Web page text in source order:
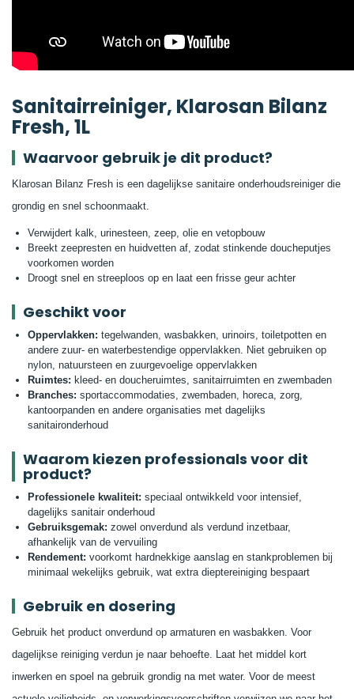
Sanitairreiniger, Klarosan Bilanz
Fresh, 1L
Waarvoor gebruik je dit product?
Klarosan Bilanz Fresh is een dagelijkse sanitaire onderhoudsreiniger die
grondig en snel schoonmaakt.
Verwijdert kalk, urinesteen, zeep, olie en vetopbouw
Breekt zeepresten en huidvetten af, zodat stinkende doucheputjes
voorkomen worden
Droogt snel en streeploos op en laat een frisse geur achter
Geschikt voor
Oppervlakken: tegelwanden, wasbakken, urinoirs, toiletpotten en
andere zuur- en waterbestendige oppervlakken. Niet gebruiken op
nylon, natuursteen en zuurgevoelige oppervlakken
Ruimtes: kleed- en doucheruimtes, sanitairruimten en zwembaden
Branches: sportaccommodaties, zwembaden, horeca, zorg,
kantoorpanden en andere organisaties met dagelijks
sanitaironderhoud
Waarom kiezen professionals voor dit
product?
Professionele kwaliteit: speciaal ontwikkeld voor intensief,
dagelijks sanitair onderhoud
Gebruiksgemak: zowel onverdund als verdund inzetbaar,
afhankelijk van de vervuiling
Rendement: voorkomt hardnekkige aanslag en stankproblemen bij
minimaal wekelijks gebruik, wat extra dieptereiniging bespaart
Gebruik en dosering
Gebruik het product onverdund op armaturen en wasbakken. Voor
dagelijkse reiniging verdun je naar behoefte. Laat het middel kort
inwerken en spoel na gebruik grondig na met water. Voor de meest